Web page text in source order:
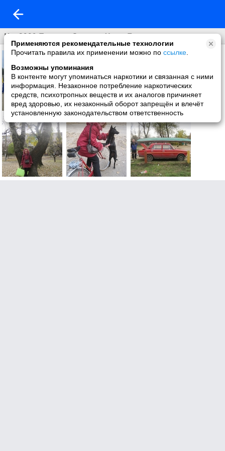
Применяются рекомендательные технологии
Прочитать правила их применении можно по ссылке
Возможны упоминания
В контенте могут упоминаться наркотики и связанная с ними
информация. Незаконное потребление наркотических
средств, психотропных веществ и их аналогов причиняет
вред здоровью, их незаконный оборот запрещён и влечёт
установленную законодательством ответственность
Ноя2009.Поход в Олешье.Часть7